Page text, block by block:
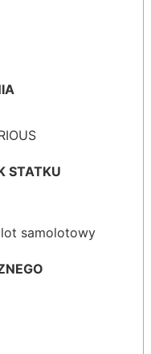
STATKU
samolotowy